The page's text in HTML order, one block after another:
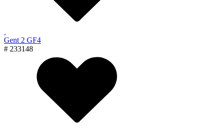
Gent 2 GF4
# 233148